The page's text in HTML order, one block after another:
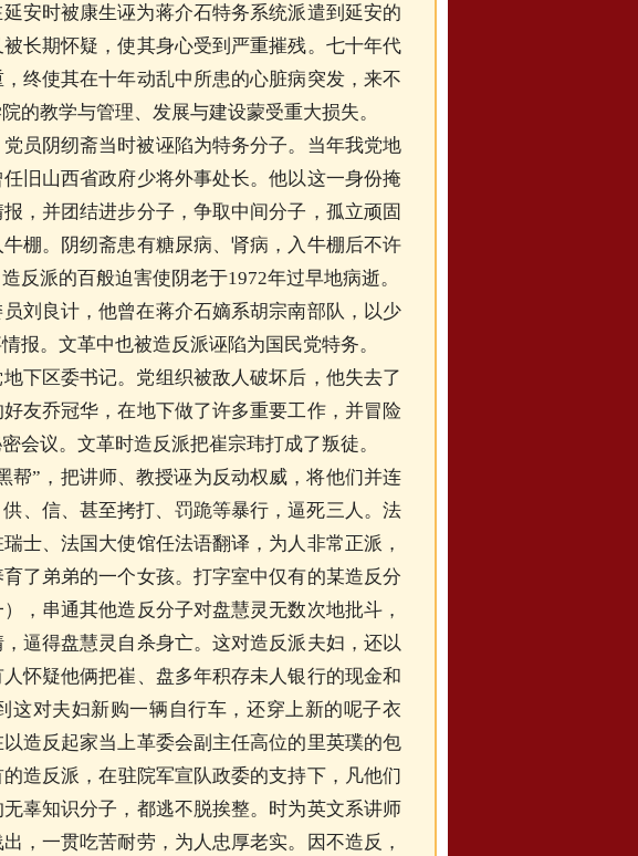
安时被康生诬为蒋介石特务系统派遣到延安的
长期怀疑，使其身心受到严重摧残。七十年代
终使其在十年动乱中所患的心脏病突发，来不
的教学与管理、发展与建设蒙受重大损失。
员阴纫斋当时被诬陷为特务分子。当年我党地
旧山西省政府少将外事处长。他以这一身份掩
，并团结进步分子，争取中间分子，孤立顽固
棚。阴纫斋患有糖尿病、肾病，入牛棚后不许
反派的百般迫害使阴老于1972年过早地病逝。
刘良计，他曾在蒋介石嫡系胡宗南部队，以少
报。文革中也被造反派诬陷为国民党特务。
下区委书记。党组织被敌人破坏后，他失去了
友乔冠华，在地下做了许多重要工作，并冒险
会议。文革时造反派把崔宗玮打成了叛徒。
”，把讲师、教授诬为反动权威，将他们并连
、信、甚至拷打、罚跪等暴行，逼死三人。法
士、法国大使馆任法语翻译，为人非常正派，
了弟弟的一个女孩。打字室中仅有的某造反分
，串通其他造反分子对盘慧灵无数次地批斗，
逼得盘慧灵自杀身亡。这对造反派夫妇，还以
怀疑他俩把崔、盘多年积存未人银行的现金和
这对夫妇新购一辆自行车，还穿上新的呢子衣
造反起家当上革委会副主任高位的里英璞的包
造反派，在驻院军宣队政委的支持下，凡他们
辜知识分子，都逃不脱挨整。时为英文系讲师
，一贯吃苦耐劳，为人忠厚老实。因不造反，